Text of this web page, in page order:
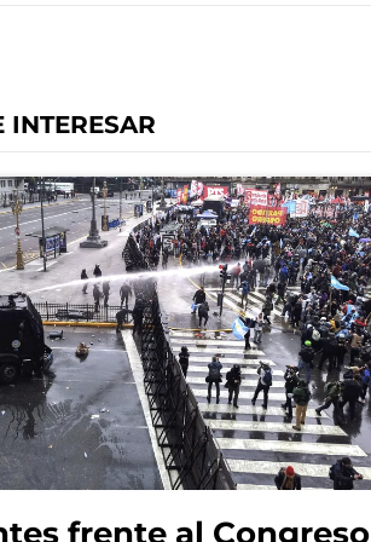
INTERESAR
frente al Congreso